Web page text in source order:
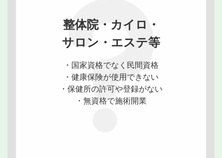
整体院・カイロ・
サロン・エステ等
・国家資格でなく民間資格
・健康保険が使用できない
・保健所の許可や登録がない
・無資格で施術開業